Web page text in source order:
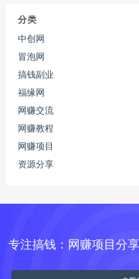
分类
中创网
冒泡网
搞钱副业
福缘网
网赚交流
网赚教程
网赚项目
资源分享
专注搞钱：网赚项目分